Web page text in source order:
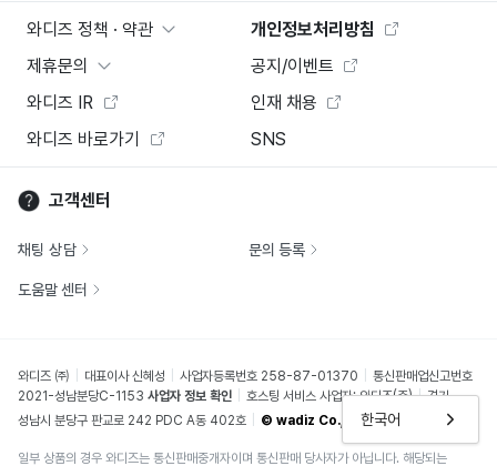
한국어
와디즈 정책 · 약관
개인정보처리방침
제휴문의
공지/이벤트
와디즈 IR
인재 채용
와디즈 바로가기
SNS
고객센터
채팅 상담 문의 등록
도움말 센터
와디즈 ㈜ 대표이사 신혜성 사업자등록번호 258-87-01370
통신판매업신고번호
2021-성남분당C-1153 사업자 정보 확인 호스팅 서비스 사업자: 와디즈(주)
경기
성남시 분당구 판교로 242 PDC A동 402호
© wadiz Co., Ltd.
일부 상품의 경우 와디즈는 통신판매중개자이며 통신판매 당사자가 아닙니다. 해당되는